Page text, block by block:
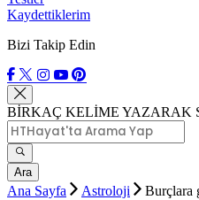
Kaydettiklerim
Bizi Takip Edin
BİRKAÇ KELİME YAZARAK
Ara
Ana Sayfa Astroloji
Burçlara